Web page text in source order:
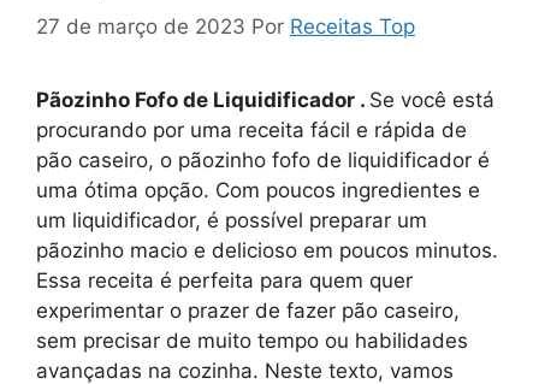
27 de março de 2023 Por Receitas Top
Pãozinho Fofo de Liquidificador . Se você está
procurando por uma receita fácil e rápida de
pão caseiro, o pãozinho fofo de liquidificador é
uma ótima opção. Com poucos ingredientes e
um liquidificador, é possível preparar um
pãozinho macio e delicioso em poucos minutos.
Essa receita é perfeita para quem quer
experimentar o prazer de fazer pão caseiro,
sem precisar de muito tempo ou habilidades
avançadas na cozinha. Neste texto, vamos